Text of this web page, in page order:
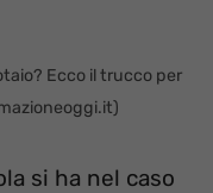
Ecco il trucco per
si ha nel caso